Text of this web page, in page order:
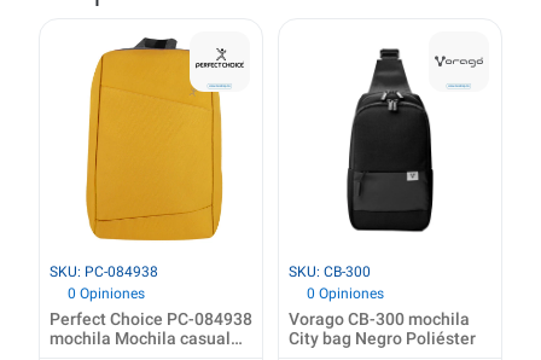
SKU: PC-084938
0 Opiniones
Perfect Choice PC-084938
mochila Mochila casual
SKU: CB-300
0 Opiniones
Vorago CB-300 mochila
City bag Negro Poliéster